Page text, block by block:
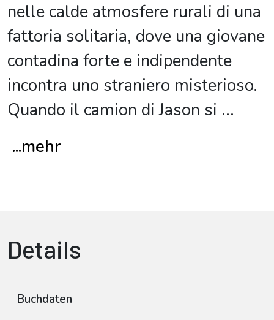
nelle calde atmosfere rurali di una
fattoria solitaria, dove una giovane
contadina forte e indipendente
incontra uno straniero misterioso.
Quando il camion di Jason si ...
...mehr
Details
Buchdaten